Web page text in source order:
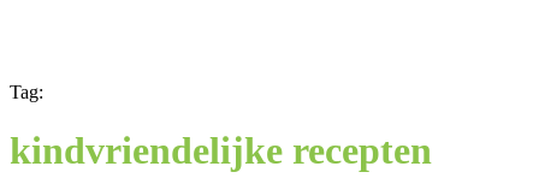
Tag:
kindvriendelijke recepten